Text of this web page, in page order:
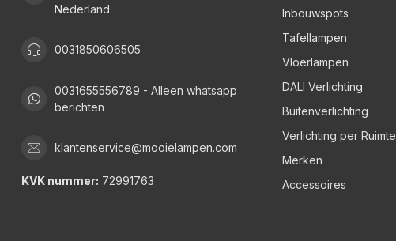
Nederland
0031850606505
0031655556789 - Alleen whatsapp
berichten
klantenservice@mooielampen.com
KVK nummer: 72991763
Inbouwspots
Tafellampen
Vloerlampen
DALI Verlichting
Buitenverlichting
Verlichting per Ruimte
Merken
Accessoires